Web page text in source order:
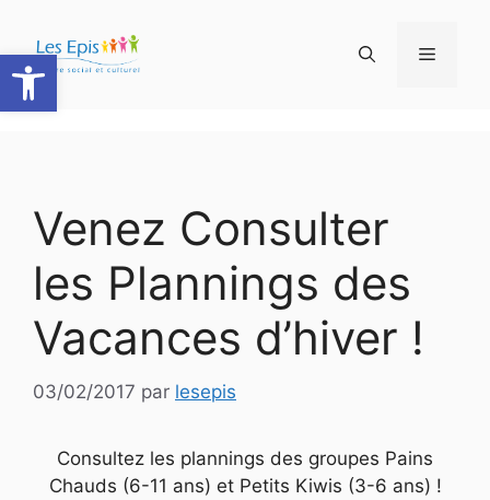
Ouvrir la barre d’outils
contenu
Menu
Venez Consulter
les Plannings des
Vacances d’hiver !
03/02/2017 par lesepis
Consultez les plannings des groupes Pains
Chauds (6-11 ans) et Petits Kiwis (3-6 ans) !